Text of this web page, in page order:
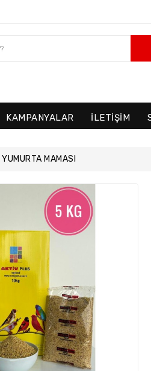
KAMPANYALAR İLETIŞIM
MAMASI